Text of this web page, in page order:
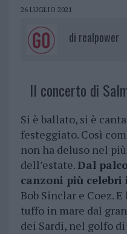
26 LUGLIO 2021
di realpower
Il concerto di
Si è ballato, si è
festeggiato. Così
non ha deluso nel
dell’estate.Dal
canzoni più celebri
Bob Sinclar e Coez.
tuffo in mare dal
dei Sardi, nel golfo di